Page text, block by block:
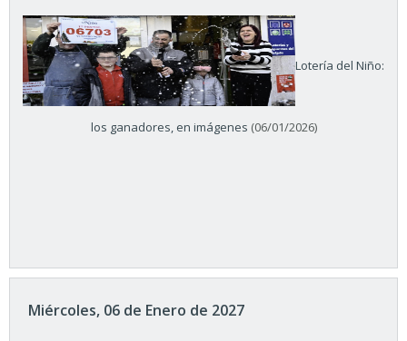
Lotería del Niño:
los ganadores, en imágenes (06/01/2026)
Miércoles, 06 de Enero de 2027